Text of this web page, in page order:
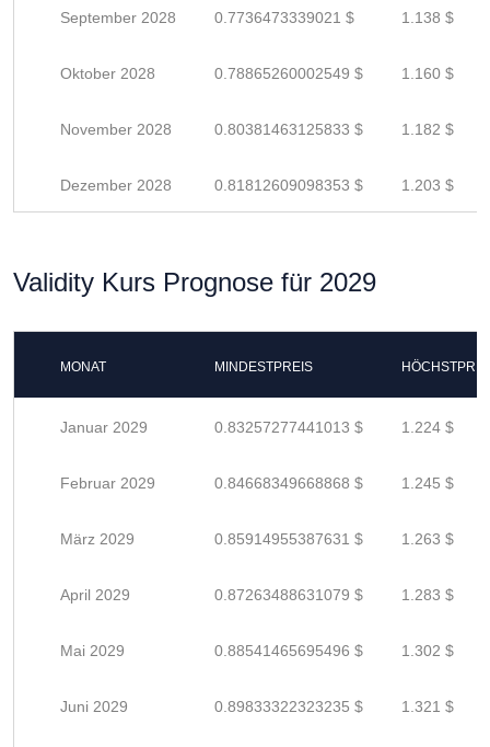
September 2028 0.7736473339021 $ 1.138 $
Oktober 2028 0.78865260002549 $ 1.160 $
November 2028 0.80381463125833 $ 1.182 $
Dezember 2028 0.81812609098353 $ 1.203 $
Validity Kurs Prognose für 2029
MONAT MINDESTPREIS
Januar 2029 0.83257277441013 $ 1.224 $
Februar 2029 0.84668349668868 $ 1.245 $
März 2029 0.85914955387631 $ 1.263 $
April 2029 0.87263488631079 $ 1.283 $
Mai 2029 0.88541465695496 $ 1.302 $
Juni 2029 0.89833322323235 $ 1.321 $